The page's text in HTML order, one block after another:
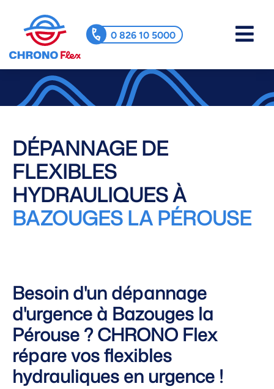
0 826 10 5000
DÉPANNAGE DE
FLEXIBLES
HYDRAULIQUES À
BAZOUGES LA PÉROUSE
Besoin d'un dépannage
d'urgence à Bazouges la
Pérouse ? CHRONO Flex
répare vos flexibles
hydrauliques en urgence !